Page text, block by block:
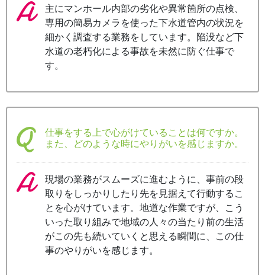
主にマンホール内部の劣化や異常箇所の点検、
専用の簡易カメラを使った下水道管内の状況を
細かく調査する業務をしています。陥没など下
水道の老朽化による事故を未然に防ぐ仕事で
す。
仕事をする上で心がけていることは何ですか。
また、どのような時にやりがいを感じますか。
現場の業務がスムーズに進むように、事前の段
取りをしっかりしたり先を見据えて行動するこ
とを心がけています。地道な作業ですが、こう
いった取り組みで地域の人々の当たり前の生活
がこの先も続いていくと思える瞬間に、この仕
事のやりがいを感じます。